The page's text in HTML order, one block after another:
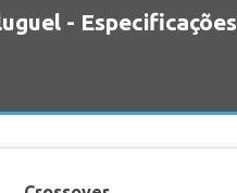
- Especificações